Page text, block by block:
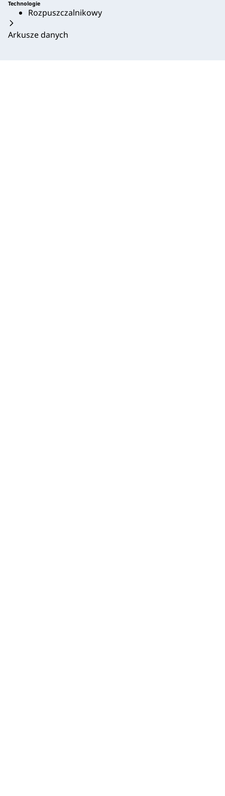
Technologie
Rozpuszczalnikowy
Arkusze danych